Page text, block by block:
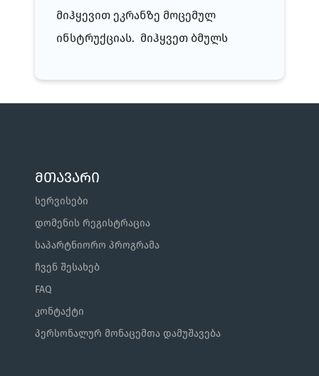
მიჰყევით ეკრანზე მოცემულ
ინსტრუქციას. მიჰყვეთ ბმულს
მთავარი
სერვისები
დომენის რეგისტრაცია
საპარტნიორო პროგრამა
ჩვენ შესახებ
FAQ
კონტაქტი
პერსონალურ მონაცემთა დამუშავება